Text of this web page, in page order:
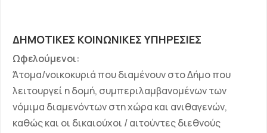
ΔΗΜΟΤΙΚΕΣ ΚΟΙΝΩΝΙΚΕΣ ΥΠΗΡΕΣΙΕΣ
Ωφελούμενοι:
Άτομα/νοικοκυριά που διαμένουν στο Δήμο που
λειτουργεί η δομή, συμπεριλαμβανομένων των
νόμιμα διαμενόντων στη χώρα και ανιθαγενών,
καθώς και οι δικαιούχοι / αιτούντες διεθνούς